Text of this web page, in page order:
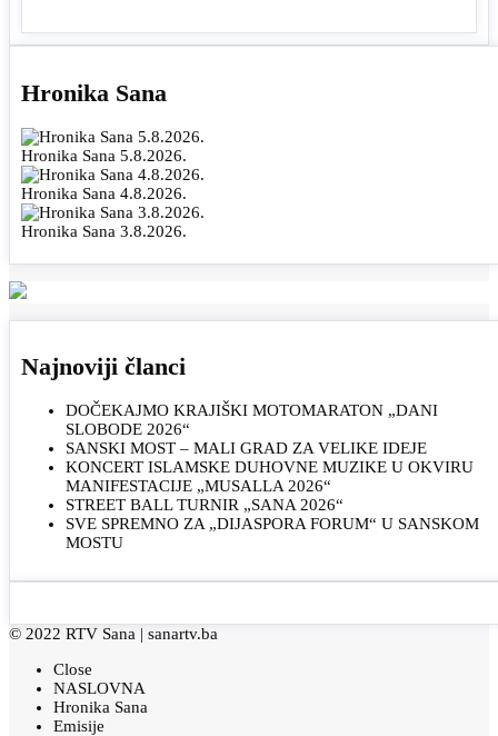
Hronika Sana
Hronika Sana 5.8.2026.
Hronika Sana 4.8.2026.
Hronika Sana 3.8.2026.
Najnoviji članci
DOČEKAJMO KRAJIŠKI MOTOMARATON „DANI
SLOBODE 2026“
SANSKI MOST – MALI GRAD ZA VELIKE IDEJE
KONCERT ISLAMSKE DUHOVNE MUZIKE U OKVIRU
MANIFESTACIJE „MUSALLA 2026“
STREET BALL TURNIR „SANA 2026“
SVE SPREMNO ZA „DIJASPORA FORUM“ U SANSKOM
MOSTU
© 2022 RTV Sana | sanartv.ba
Close
NASLOVNA
Hronika Sana
Emisije